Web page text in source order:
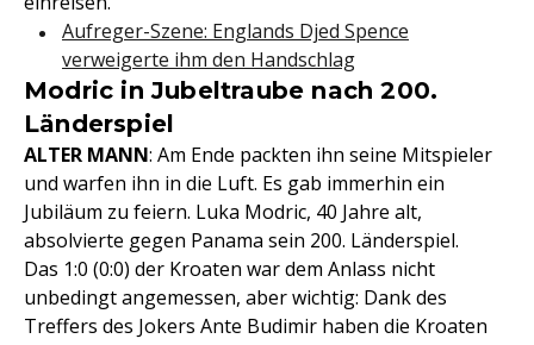
Aufreger-Szene: Englands Djed Spence
verweigerte ihm den Handschlag
Modric in Jubeltraube nach 200.
Länderspiel
ALTER MANN: Am Ende packten ihn seine Mitspieler
und warfen ihn in die Luft. Es gab immerhin ein
Jubiläum zu feiern. Luka Modric, 40 Jahre alt,
absolvierte gegen Panama sein 200. Länderspiel.
Das 1:0 (0:0) der Kroaten war dem Anlass nicht
unbedingt angemessen, aber wichtig: Dank des
Treffers des Jokers Ante Budimir haben die Kroaten